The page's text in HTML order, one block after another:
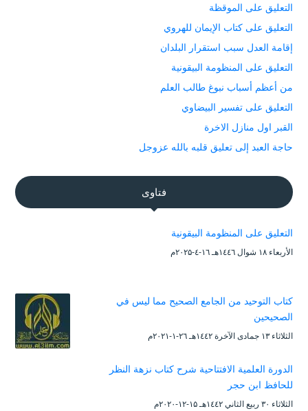
التعليق على الموقظة
التعليق على كتاب الإيمان للهروي
إقامة العدل سبب استقرار البلدان
التعليق على المنظومة البيقونية
من أعظم أسباب نبوغ طالب العلم
التعليق على تفسير البيضاوي
القبر اول منازل الاخرة
حاجة العبد إلى تعليق قلبه بالله عزوجل
فتاوى
التعليق على المنظومة البيقونية
الأربعاء ۱۸ شوال ۱٤٤٦هـ ۱٦-٤-۲۰۲۵م
كتاب التوحيد من الجامع الصحيح مما ليس في
الصحيحين
الثلاثاء ۱۳ جمادى الآخرة ۱٤٤۲هـ ۲٦-۱-۲۰۲۱م
الدورة العلمية الافتتاحية شرح كتاب نزهة النظر
للحافظ ابن حجر
الثلاثاء ۳۰ ربيع الثاني ۱٤٤۲هـ ۱۵-۱۲-۲۰۲۰م